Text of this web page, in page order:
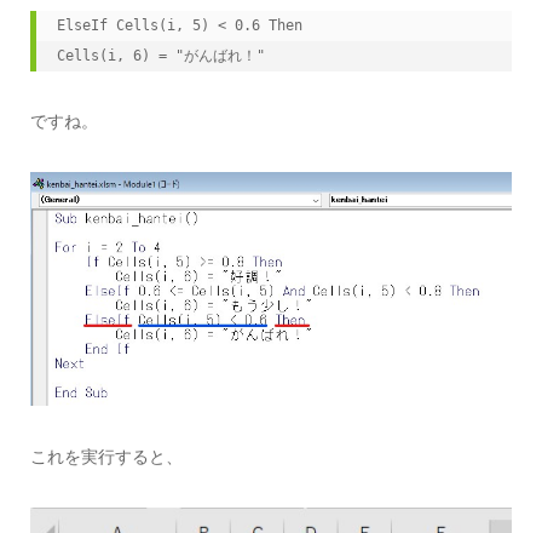
ElseIf Cells(i, 5) < 0.6 Then
Cells(i, 6) = "がんばれ！"
ですね。
これを実行すると、